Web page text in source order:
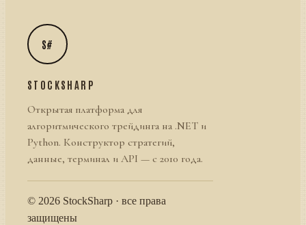
S#
STOCKSHARP
Открытая платформа для
алгоритмического трейдинга на .NET и
Python. Конструктор стратегий,
данные, терминал и API — с 2010 года.
© 2026 StockSharp · все права
защищены